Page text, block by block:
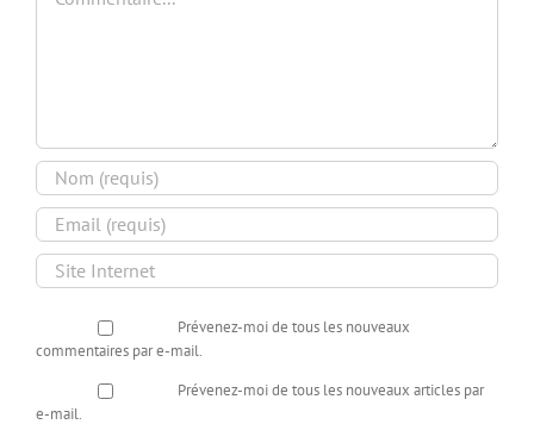
Prévenez-moi de tous les nouveaux
commentaires par e-mail.
Prévenez-moi de tous les nouveaux articles par
e-mail.